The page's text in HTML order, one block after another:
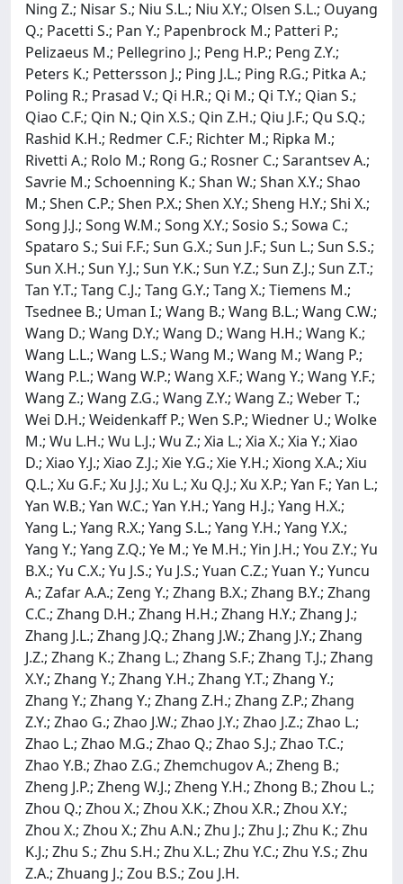
Ning Z.; Nisar S.; Niu S.L.; Niu X.Y.; Olsen S.L.; Ouyang
Q.; Pacetti S.; Pan Y.; Papenbrock M.; Patteri P.;
Pelizaeus M.; Pellegrino J.; Peng H.P.; Peng Z.Y.;
Peters K.; Pettersson J.; Ping J.L.; Ping R.G.; Pitka A.;
Poling R.; Prasad V.; Qi H.R.; Qi M.; Qi T.Y.; Qian S.;
Qiao C.F.; Qin N.; Qin X.S.; Qin Z.H.; Qiu J.F.; Qu S.Q.;
Rashid K.H.; Redmer C.F.; Richter M.; Ripka M.;
Rivetti A.; Rolo M.; Rong G.; Rosner C.; Sarantsev A.;
Savrie M.; Schoenning K.; Shan W.; Shan X.Y.; Shao
M.; Shen C.P.; Shen P.X.; Shen X.Y.; Sheng H.Y.; Shi X.;
Song J.J.; Song W.M.; Song X.Y.; Sosio S.; Sowa C.;
Spataro S.; Sui F.F.; Sun G.X.; Sun J.F.; Sun L.; Sun S.S.;
Sun X.H.; Sun Y.J.; Sun Y.K.; Sun Y.Z.; Sun Z.J.; Sun Z.T.;
Tan Y.T.; Tang C.J.; Tang G.Y.; Tang X.; Tiemens M.;
Tsednee B.; Uman I.; Wang B.; Wang B.L.; Wang C.W.;
Wang D.; Wang D.Y.; Wang D.; Wang H.H.; Wang K.;
Wang L.L.; Wang L.S.; Wang M.; Wang M.; Wang P.;
Wang P.L.; Wang W.P.; Wang X.F.; Wang Y.; Wang Y.F.;
Wang Z.; Wang Z.G.; Wang Z.Y.; Wang Z.; Weber T.;
Wei D.H.; Weidenkaff P.; Wen S.P.; Wiedner U.; Wolke
M.; Wu L.H.; Wu L.J.; Wu Z.; Xia L.; Xia X.; Xia Y.; Xiao
D.; Xiao Y.J.; Xiao Z.J.; Xie Y.G.; Xie Y.H.; Xiong X.A.; Xiu
Q.L.; Xu G.F.; Xu J.J.; Xu L.; Xu Q.J.; Xu X.P.; Yan F.; Yan L.;
Yan W.B.; Yan W.C.; Yan Y.H.; Yang H.J.; Yang H.X.;
Yang L.; Yang R.X.; Yang S.L.; Yang Y.H.; Yang Y.X.;
Yang Y.; Yang Z.Q.; Ye M.; Ye M.H.; Yin J.H.; You Z.Y.; Yu
B.X.; Yu C.X.; Yu J.S.; Yu J.S.; Yuan C.Z.; Yuan Y.; Yuncu
A.; Zafar A.A.; Zeng Y.; Zhang B.X.; Zhang B.Y.; Zhang
C.C.; Zhang D.H.; Zhang H.H.; Zhang H.Y.; Zhang J.;
Zhang J.L.; Zhang J.Q.; Zhang J.W.; Zhang J.Y.; Zhang
J.Z.; Zhang K.; Zhang L.; Zhang S.F.; Zhang T.J.; Zhang
X.Y.; Zhang Y.; Zhang Y.H.; Zhang Y.T.; Zhang Y.;
Zhang Y.; Zhang Y.; Zhang Z.H.; Zhang Z.P.; Zhang
Z.Y.; Zhao G.; Zhao J.W.; Zhao J.Y.; Zhao J.Z.; Zhao L.;
Zhao L.; Zhao M.G.; Zhao Q.; Zhao S.J.; Zhao T.C.;
Zhao Y.B.; Zhao Z.G.; Zhemchugov A.; Zheng B.;
Zheng J.P.; Zheng W.J.; Zheng Y.H.; Zhong B.; Zhou L.;
Zhou Q.; Zhou X.; Zhou X.K.; Zhou X.R.; Zhou X.Y.;
Zhou X.; Zhou X.; Zhu A.N.; Zhu J.; Zhu J.; Zhu K.; Zhu
K.J.; Zhu S.; Zhu S.H.; Zhu X.L.; Zhu Y.C.; Zhu Y.S.; Zhu
Z.A.; Zhuang J.; Zou B.S.; Zou J.H.